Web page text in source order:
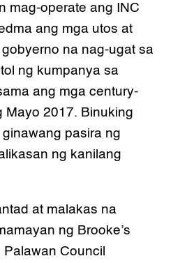
mag-operate ang INC
ang mga utos at
na nag-ugat sa
ng kumpanya sa
ang mga century-
Mayo 2017. Binuking
pasira ng
ng kanilang
at malakas na
ng Brooke’s
Council